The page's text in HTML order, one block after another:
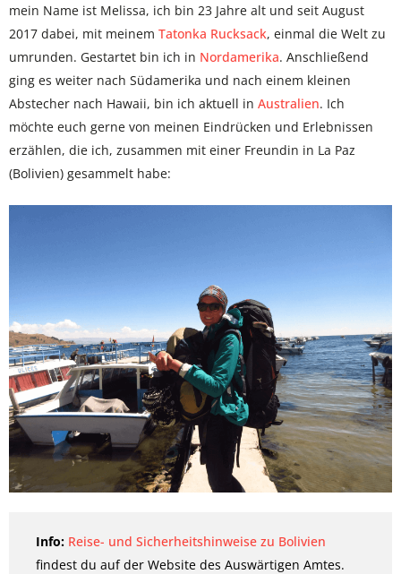
mein Name ist Melissa, ich bin 23 Jahre alt und seit August
2017 dabei, mit meinem Tatonka Rucksack, einmal die Welt zu
umrunden. Gestartet bin ich in Nordamerika. Anschließend
ging es weiter nach Südamerika und nach einem kleinen
Abstecher nach Hawaii, bin ich aktuell in Australien. Ich
möchte euch gerne von meinen Eindrücken und Erlebnissen
erzählen, die ich, zusammen mit einer Freundin in La Paz
(Bolivien) gesammelt habe:
Info: Reise- und Sicherheitshinweise zu Bolivien
findest du auf der Website des Auswärtigen Amtes.